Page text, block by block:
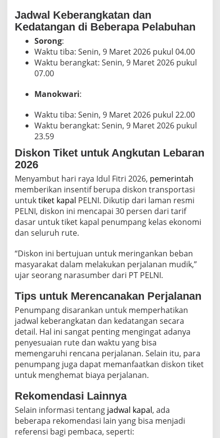
e
t
u
t
u
k
b
r
a
n
Jadwal Keberangkatan dan
Kedatangan di Beberapa Pelabuhan
Sorong:
Waktu tiba: Senin, 9 Maret 2026 pukul 04.00
Waktu berangkat: Senin, 9 Maret 2026 pukul
07.00
Manokwari:
Waktu tiba: Senin, 9 Maret 2026 pukul 22.00
Waktu berangkat: Senin, 9 Maret 2026 pukul
23.59
Diskon Tiket untuk Angkutan Lebaran
2026
Menyambut hari raya Idul Fitri 2026, pemerintah
memberikan insentif berupa diskon transportasi
untuktiket kapal PELNI. Dikutip dari laman resmi
PELNI, diskon ini mencapai 30 persen dari tarif
dasar untuk tiket kapal penumpang kelas ekonomi
dan seluruh rute.
“Diskon ini bertujuan untuk meringankan beban
masyarakat dalam melakukan perjalanan mudik,”
ujar seorang narasumber dari PT PELNI.
Tips untuk Merencanakan Perjalanan
Penumpang disarankan untuk memperhatikan
jadwal keberangkatan dan kedatangan secara
detail. Hal ini sangat penting mengingat adanya
penyesuaian rute dan waktu yang bisa
memengaruhi rencana perjalanan. Selain itu, para
penumpang juga dapat memanfaatkan diskon tiket
untuk menghemat biaya perjalanan.
Rekomendasi Lainnya
Selain informasi tentang jadwal kapal, ada
beberapa rekomendasi lain yang bisa menjadi
referensi bagi pembaca, seperti: